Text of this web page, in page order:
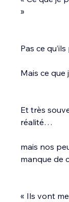
»
Pas ce
Mais ce que
Et très
réalité…
mais nos
manque de
« Ils vont